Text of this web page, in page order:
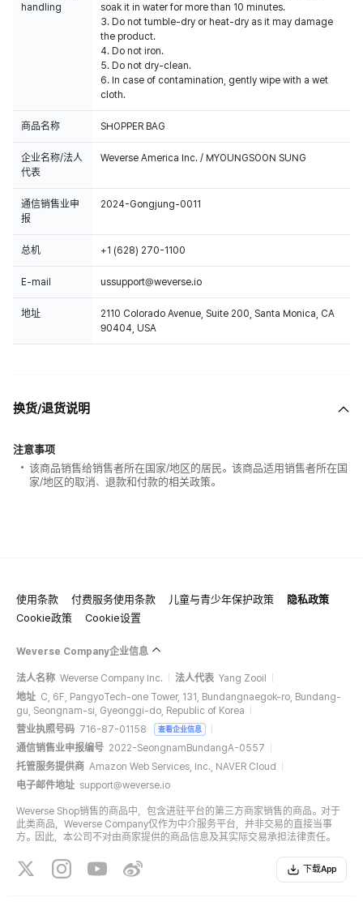
handling
soak it in water for more than 10 minutes.
3. Do not tumble-dry or heat-dry as it may damage
the product.
4. Do not iron.
5. Do not dry-clean.
6. In case of contamination, gently wipe with a wet
cloth.
商品名称 SHOPPER BAG
企业名称/法人
代表
Weverse America Inc. / MYOUNGSOON SUNG
通信销售业申
报
2024-Gongjung-0011
总机 +1 (628) 270-1100
E-mail ussupport@weverse.io
地址
2110 Colorado Avenue, Suite 200, Santa Monica, CA
90404, USA
换货/退货说明
注意事项
该商品销售给销售者所在国家/地区的居民。该商品适用销售者所在国
家/地区的取消、退款和付款的相关政策。
使用条款 付费服务使用条款 儿童与青少年保护政策
隐私政策
Cookie政策
Cookie设置
Weverse Company企业信息
法人名称 Weverse Company Inc. 法人代表 Yang Zooil
地址 C, 6F, PangyoTech-one Tower, 131, Bundangnaegok-ro, Bundang-
gu, Seongnam-si, Gyeonggi-do, Republic of Korea
营业执照号码 716-87-01158 查看企业信息
通信销售业申报编号 2022-SeongnamBundangA-0557
托管服务提供商 Amazon Web Services, Inc., NAVER Cloud
电子邮件地址 support@weverse.io
Weverse Shop销售的商品中，包含进驻平台的第三方商家销售的商品。对于
此类商品，Weverse Company仅作为中介服务平台，并非交易的直接当事
方。因此，本公司不对由商家提供的商品信息及其实际交易承担法律责任。
下载App